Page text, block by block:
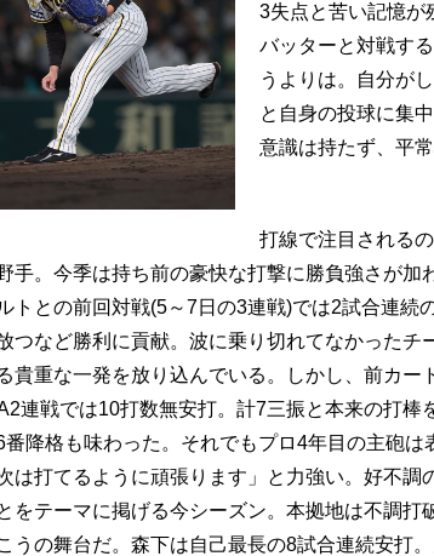
3失点と苦い記憶が
バッターと対戦す
うよりは。自分が
と自身の投球に集
意識は持たず、平
打線で注目される
手。今季は持ち前の豪快な打撃に勝負強さが加
トとの前回対戦(5～7日の3連戦)では2試合連続
つなど勝利に貢献。波に乗り切れてなかったチ
貴重な一発を放り込んでいる。しかし、前カー
連戦では10打数無安打。計7三振と本来の打棒
番降格も味わった。それでもプロ4年目の主砲は
は打てるように頑張ります」と力強い。好不調
をテーマに掲げる今シーズン。本拠地は不調打
うの舞台だ。森下は自己最長の8試合連続安打。